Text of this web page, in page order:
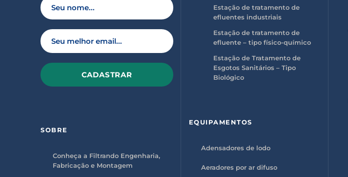
s
e
SOBRE
Conheça a Filtrando Engenharia,
Fabricação e Montagem
Estação de tratamento de
efluentes industriais
Estação de tratamento de
efluente – tipo físico-químico
Estação de Tratamento de
Esgotos Sanitários – Tipo
Biológico
EQUIPAMENTOS
Adensadores de lodo
Aeradores por ar difuso